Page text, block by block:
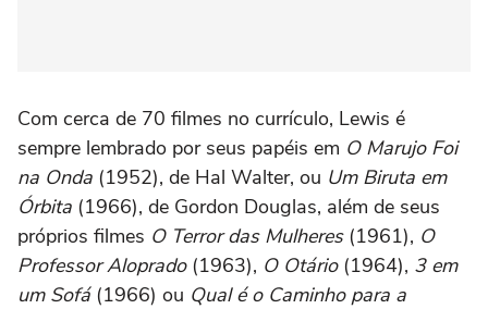
Com cerca de 70 filmes no currículo, Lewis é
sempre lembrado por seus papéis em O Marujo Foi
na Onda (1952), de Hal Walter, ou Um Biruta em
Órbita (1966), de Gordon Douglas, além de seus
próprios filmes O Terror das Mulheres(1961), O
Professor Aloprado(1963), O Otário(1964), 3 em
um Sofá(1966) ou Qual é o Caminho para a